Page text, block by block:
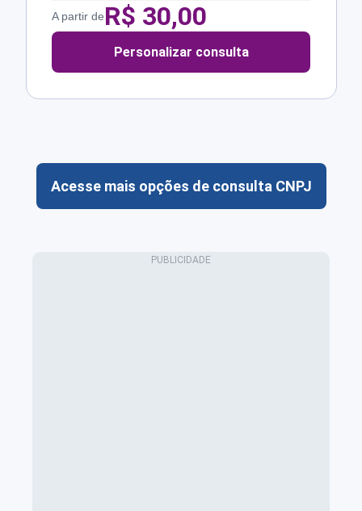
A partir deR$ 30,00
Personalizar consulta
Acesse mais opções de consulta CNPJ